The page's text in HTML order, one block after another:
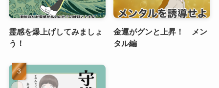
霊感を爆上げしてみましょ
う！
金運がグンと上昇！ メン
タル編